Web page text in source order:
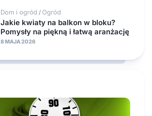
Dom i ogród / Ogród
Jakie kwiaty na balkon w bloku?
Pomysły na piękną i łatwą aranżację
8 MAJA 2026